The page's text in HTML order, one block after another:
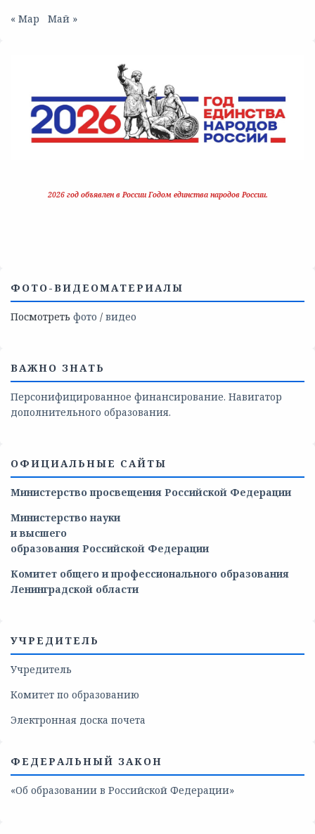
« Мар Май »
2026 год объявлен в России Годом единства народов России.
ФОТО-ВИДЕОМАТЕРИАЛЫ
Посмотреть фото / видео
ВАЖНО ЗНАТЬ
Персонифицированное финансирование. Навигатор
дополнительного образования.
ОФИЦИАЛЬНЫЕ САЙТЫ
Министерство просвещения Российской Федерации
Министерство науки
и высшего
образования Российской Федерации
Комитет общего и профессионального образования
Ленинградской области
УЧРЕДИТЕЛЬ
Учредитель
Комитет по образованию
Электронная доска почета
ФЕДЕРАЛЬНЫЙ ЗАКОН
«Об образовании в Российской Федерации»